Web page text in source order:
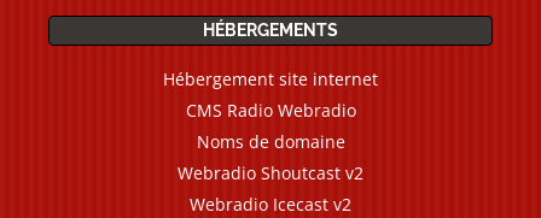
HÉBERGEMENTS
Hébergement site internet
CMS Radio Webradio
Noms de domaine
Webradio Shoutcast v2
Webradio Icecast v2